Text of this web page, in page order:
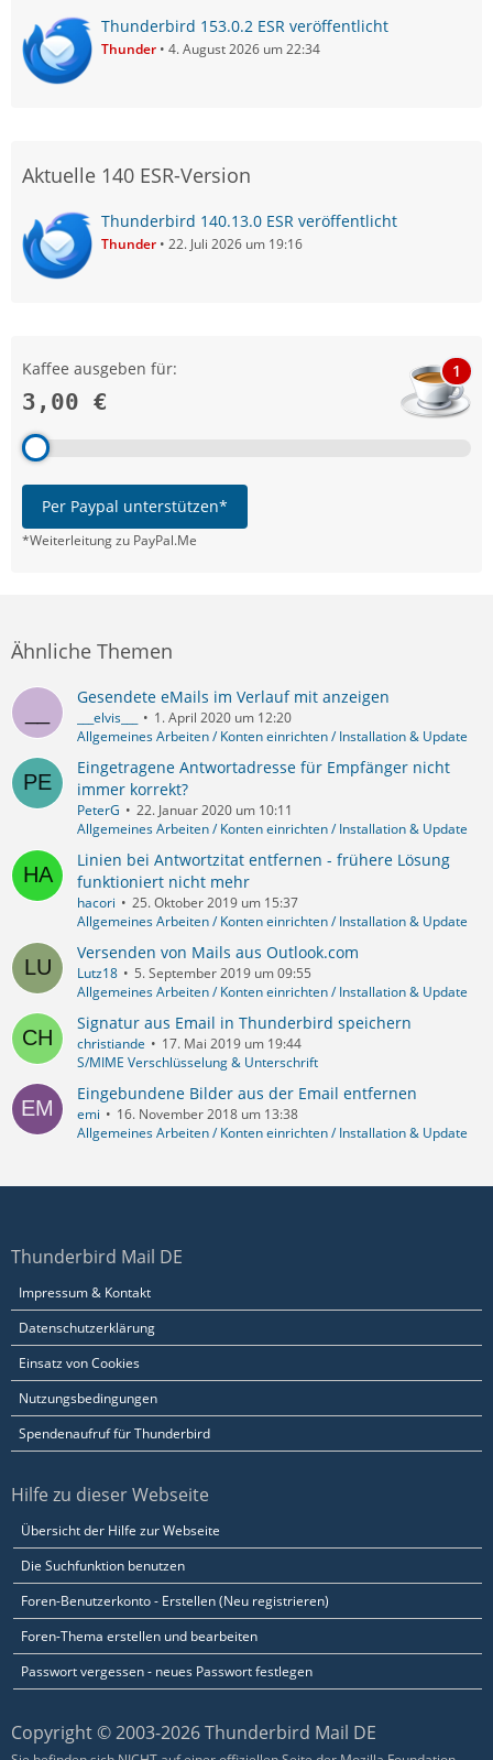
Thunderbird 153.0.2 ESR veröffentlicht
Thunder 4. August 2026 um 22:34
Aktuelle 140 ESR-Version
Thunderbird 140.13.0 ESR veröffentlicht
Thunder 22. Juli 2026 um 19:16
Kaffee ausgeben für:
3,00 €
1
Per Paypal unterstützen*
*Weiterleitung zu PayPal.Me
Ähnliche Themen
Gesendete eMails im Verlauf mit anzeigen
___elvis___
1. April 2020 um 12:20
Allgemeines Arbeiten / Konten einrichten / Installation & Update
Eingetragene Antwortadresse für Empfänger nicht
immer korrekt?
PeterG
22. Januar 2020 um 10:11
Allgemeines Arbeiten / Konten einrichten / Installation & Update
Linien bei Antwortzitat entfernen - frühere Lösung
funktioniert nicht mehr
hacori
25. Oktober 2019 um 15:37
Allgemeines Arbeiten / Konten einrichten / Installation & Update
Versenden von Mails aus Outlook.com
Lutz18
5. September 2019 um 09:55
Allgemeines Arbeiten / Konten einrichten / Installation & Update
Signatur aus Email in Thunderbird speichern
christiande
17. Mai 2019 um 19:44
S/MIME Verschlüsselung & Unterschrift
Eingebundene Bilder aus der Email entfernen
emi
16. November 2018 um 13:38
Allgemeines Arbeiten / Konten einrichten / Installation & Update
Thunderbird Mail DE
Impressum & Kontakt
Datenschutzerklärung
Einsatz von Cookies
Nutzungsbedingungen
Spendenaufruf für Thunderbird
Hilfe zu dieser Webseite
Übersicht der Hilfe zur Webseite
Die Suchfunktion benutzen
Foren-Benutzerkonto - Erstellen (Neu registrieren)
Foren-Thema erstellen und bearbeiten
Passwort vergessen - neues Passwort festlegen
Copyright © 2003-2026 Thunderbird Mail DE